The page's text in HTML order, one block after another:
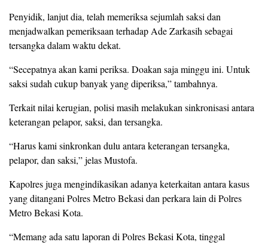
Penyidik, lanjut dia, telah memeriksa sejumlah saksi dan
menjadwalkan pemeriksaan terhadap Ade Zarkasih sebagai
tersangka dalam waktu dekat.
“Secepatnya akan kami periksa. Doakan saja minggu ini. Untuk
saksi sudah cukup banyak yang diperiksa,” tambahnya.
Terkait nilai kerugian, polisi masih melakukan sinkronisasi antara
keterangan pelapor, saksi, dan tersangka.
“Harus kami sinkronkan dulu antara keterangan tersangka,
pelapor, dan saksi,” jelas Mustofa.
Kapolres juga mengindikasikan adanya keterkaitan antara kasus
yang ditangani Polres Metro Bekasi dan perkara lain di Polres
Metro Bekasi Kota.
“Memang ada satu laporan di Polres Bekasi Kota, tinggal